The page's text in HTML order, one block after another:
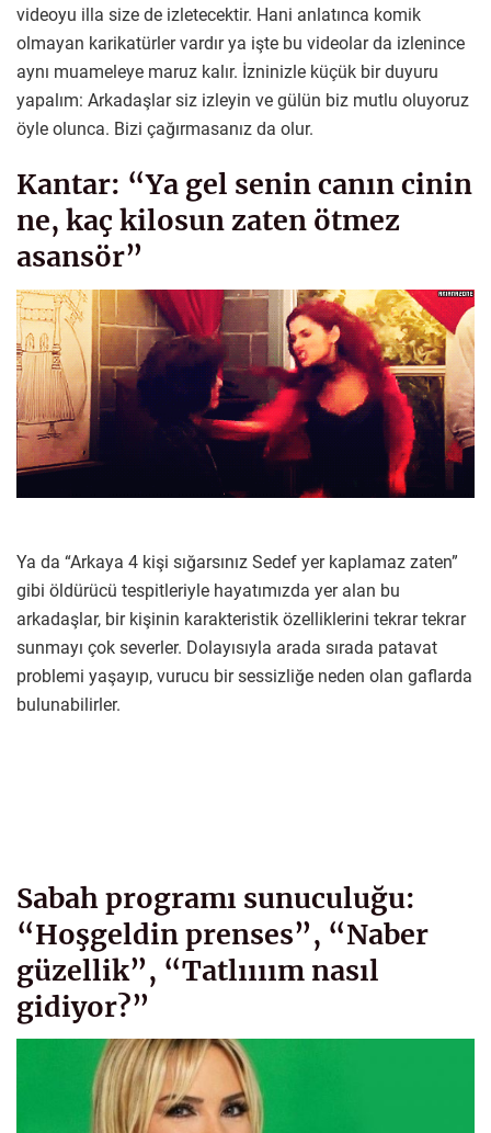
videoyu illa size de izletecektir. Hani anlatınca komik
olmayan karikatürler vardır ya işte bu videolar da izlenince
aynı muameleye maruz kalır. İzninizle küçük bir duyuru
yapalım: Arkadaşlar siz izleyin ve gülün biz mutlu oluyoruz
öyle olunca. Bizi çağırmasanız da olur.
Kantar: “Ya gel senin canın cinin
ne, kaç kilosun zaten ötmez
asansör”
Ya da “Arkaya 4 kişi sığarsınız Sedef yer kaplamaz zaten”
gibi öldürücü tespitleriyle hayatımızda yer alan bu
arkadaşlar, bir kişinin karakteristik özelliklerini tekrar tekrar
sunmayı çok severler. Dolayısıyla arada sırada patavat
problemi yaşayıp, vurucu bir sessizliğe neden olan gaflarda
bulunabilirler.
Sabah programı sunuculuğu:
“Hoşgeldin prenses”, “Naber
güzellik”, “Tatlıııım nasıl
gidiyor?”